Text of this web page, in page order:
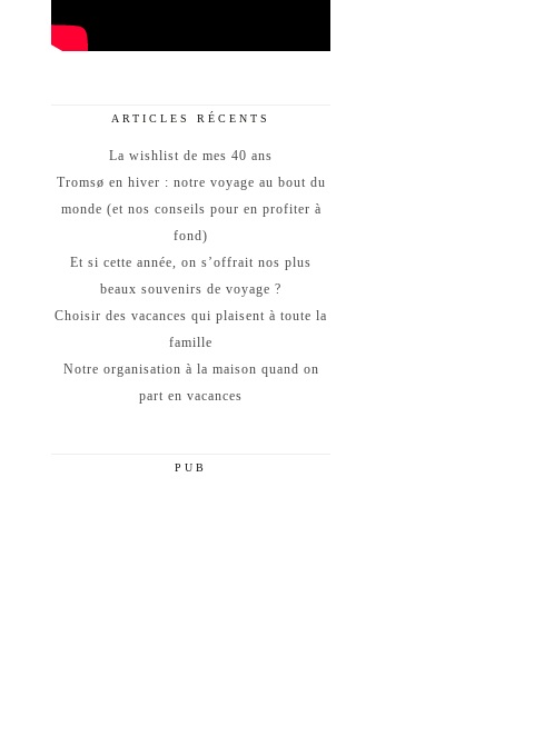
ARTICLES RÉCENTS
La wishlist de mes 40 ans
Tromsø en hiver : notre voyage au bout du
monde (et nos conseils pour en profiter à
fond)
Et si cette année, on s’offrait nos plus
beaux souvenirs de voyage ?
Choisir des vacances qui plaisent à toute la
famille
Notre organisation à la maison quand on
part en vacances
PUB